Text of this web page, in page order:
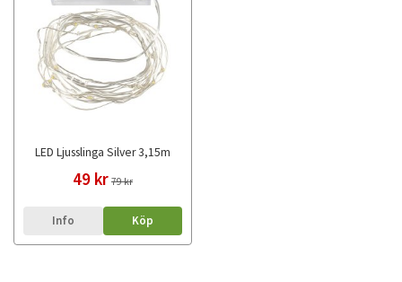
LED Ljusslinga Silver 3,15m
49 kr 79 kr
Info Köp